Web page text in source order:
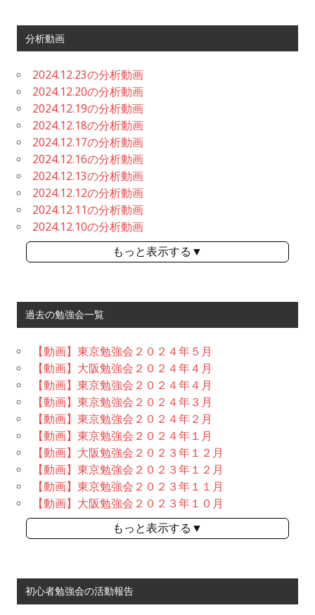
分析動画
2024.12.23の分析動画
2024.12.20の分析動画
2024.12.19の分析動画
2024.12.18の分析動画
2024.12.17の分析動画
2024.12.16の分析動画
2024.12.13の分析動画
2024.12.12の分析動画
2024.12.11の分析動画
2024.12.10の分析動画
もっと表示する▼
過去の勉強会一覧
【動画】東京勉強会２０２４年５月
【動画】大阪勉強会２０２４年４月
【動画】東京勉強会２０２４年４月
【動画】東京勉強会２０２４年３月
【動画】東京勉強会２０２４年２月
【動画】東京勉強会２０２４年１月
【動画】大阪勉強会２０２３年１２月
【動画】東京勉強会２０２３年１２月
【動画】東京勉強会２０２３年１１月
【動画】大阪勉強会２０２３年１０月
もっと表示する▼
初心者勉強会の活動報告